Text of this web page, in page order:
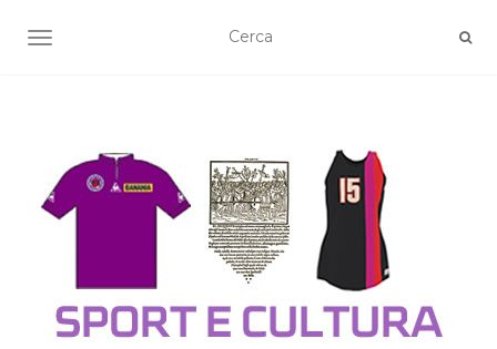
TOGGLE NAVIGATION